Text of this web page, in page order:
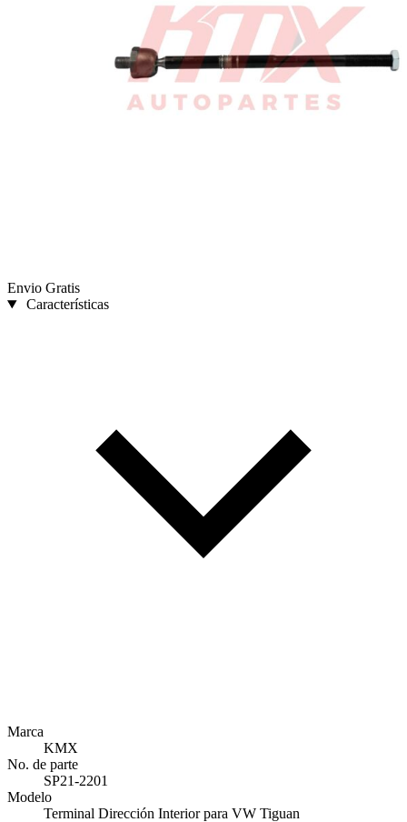
Envio Gratis
Características
Marca
KMX
No. de parte
SP21-2201
Modelo
Terminal Dirección Interior para VW Tiguan